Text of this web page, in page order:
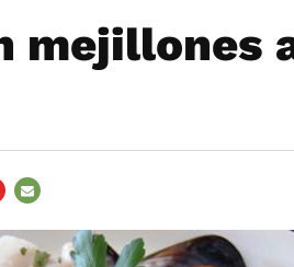
mejillones
MAIL